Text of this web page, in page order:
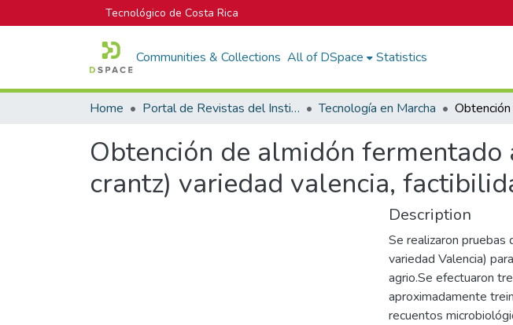
Tecnológico de Costa Rica
Communities & Collections All of DSpace Statistics
Home Portal de Revistas del Instituto Tecnológico de Costa Rica Tecnología en Marcha
Obtención de almidón
crantz) variedad valencia,
Description
Se realizaron pruebas
variedad Valencia)
agrio.Se efectuaron
aproximadamente
recuentos